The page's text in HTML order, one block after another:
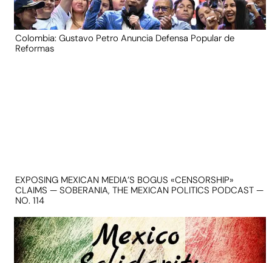
Colombia: Gustavo Petro Anuncia Defensa Popular de
Reformas
EXPOSING MEXICAN MEDIA’S BOGUS «CENSORSHIP»
CLAIMS — SOBERANIA, THE MEXICAN POLITICS PODCAST —
NO. 114